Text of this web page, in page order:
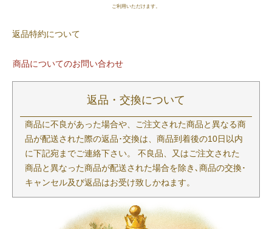
ご利用いただけます。
返品特約について
商品についてのお問い合わせ
返品・交換について
商品に不良があった場合や、ご注文された商品と異なる商
品が配送された際の返品･交換は、商品到着後の10日以内
に下記宛までご連絡下さい。 不良品、又はご注文された
商品と異なった商品が配送された場合を除き､商品の交換･
キャンセル及び返品はお受け致しかねます。